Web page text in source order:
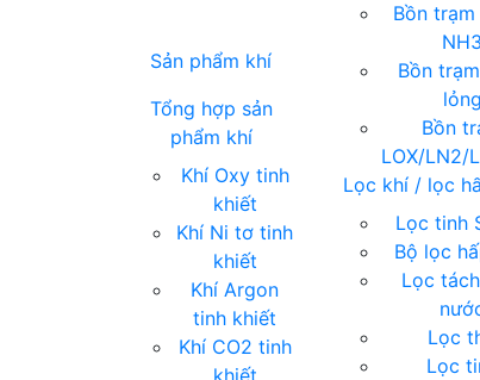
Sản phẩm khí
Tổng hợp sản
phẩm khí
Khí Oxy tinh
khiết
Khí Ni tơ tinh
khiết
Khí Argon
tinh khiết
Khí CO2 tinh
khiết
Bồn trạm
NH3
Bồn
lỏng
Bồn
LOX/LN2/
Lọc khí / lọc
Lọc tinh
Bộ lọc
Lọc
Lọc
Lọc